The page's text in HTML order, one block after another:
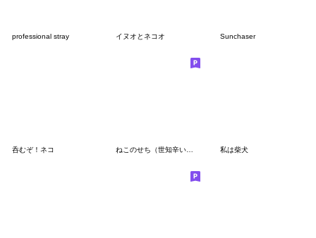
professional stray イヌオとネコオ Sunchaser
呑むぞ！ネコ ねこのせち（世知辛いねこ） 私は柴犬